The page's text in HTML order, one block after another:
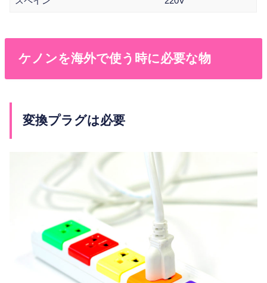
ケノンを海外で使う時に必要な物
変換プラグは必要